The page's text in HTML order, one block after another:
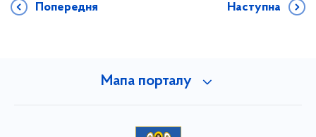
Попередня Наступна
Мапа порталу